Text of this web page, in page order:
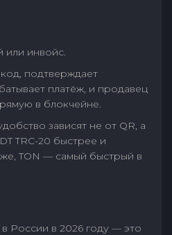
или инвойс.
подтверждает
платёж, и продавец
в блокчейне.
зависят не от QR, а
TRC-20 быстрее и
TON — самый быстрый в
России в 2026 году — это